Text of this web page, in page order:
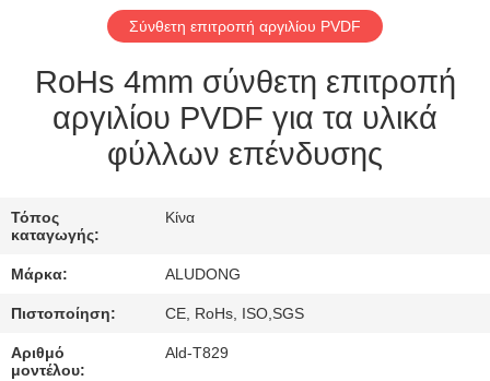
ΕΠΙΚΟΙΝΩΝΉΣΤΕ
ΜΑΖΊ
ΜΑΣ
ΕΙΔΉΣΕΙΣ
ΥΠΟΘΈΣΕΙΣ
ΖΗΤΉΣΤΕ
ΜΙΑ
Σύνθετη επιτροπή αργιλίου PVDF
RoHs 4mm σύνθετη επιτροπή
αργιλίου PVDF για τα υλικά
φύλλων επένδυσης
Τόπος
καταγωγής:
Κίνα
Μάρκα: ALUDONG
Πιστοποίηση: CE, RoHs, ISO,SGS
Αριθμό
μοντέλου:
Ald-T829